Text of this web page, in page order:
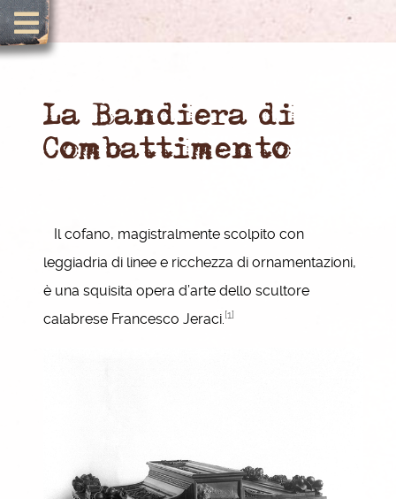
La Bandiera di
Combattimento
Il cofano, magistralmente scolpito con
leggiadria di linee e ricchezza di ornamentazioni,
è una squisita opera d’arte dello scultore
calabrese Francesco Jeraci.[1]